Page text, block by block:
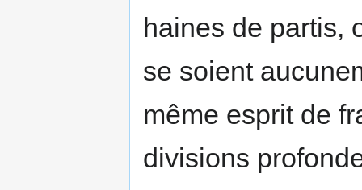
haines de partis,
se soient
même esprit de
divisions